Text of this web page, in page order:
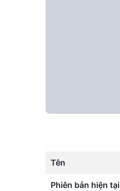
Tên
Phiên bản hiện tại